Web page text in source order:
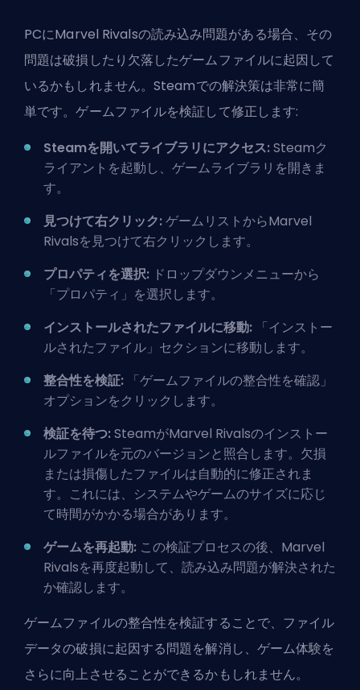
PCにMarvel Rivalsの読み込み問題がある場合、その
問題は破損したり欠落したゲームファイルに起因して
いるかもしれません。Steamでの解決策は非常に簡
単です。ゲームファイルを検証して修正します:
Steamを開いてライブラリにアクセス:Steamク
ライアントを起動し、ゲームライブラリを開きま
す。
見つけて右クリック:ゲームリストからMarvel
Rivalsを見つけて右クリックします。
プロパティを選択: ドロップダウンメニューから
「プロパティ」を選択します。
インストールされたファイルに移動: 「インストー
ルされたファイル」セクションに移動します。
整合性を検証: 「ゲームファイルの整合性を確認」
オプションをクリックします。
検証を待つ:SteamがMarvel Rivalsのインストー
ルファイルを元のバージョンと照合します。欠損
または損傷したファイルは自動的に修正されま
す。これには、システムやゲームのサイズに応じ
て時間がかかる場合があります。
ゲームを再起動: この検証プロセスの後、Marvel
Rivalsを再度起動して、読み込み問題が解決された
か確認します。
ゲームファイルの整合性を検証することで、ファイル
データの破損に起因する問題を解消し、ゲーム体験を
さらに向上させることができるかもしれません。